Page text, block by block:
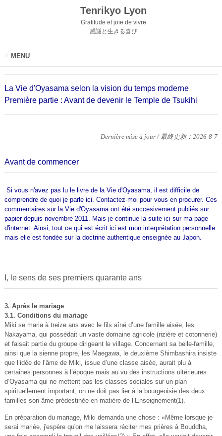
Tenrikyo Lyon
Gratitude et joie de vivre
感謝と生きる喜び
MENU
La Vie d'Oyasama selon la vision du temps moderne
Première partie : Avant de devenir le Temple de Tsukihi
Dernière mise à jour / 最終更新：2026-8-7
Avant de commencer
Si vous n'avez pas lu le livre de la Vie d'Oyasama, il est difficile de
comprendre de quoi je parle ici. Contactez-moi pour vous en procurer. Ces
commentaires sur la Vie d'Oyasama ont été succesivement publiés sur
papier depuis novembre 2011. Mais je continue la suite ici sur ma page
d'internet. Ainsi, tout ce qui est écrit ici est mon interprétation personnelle
mais elle est fondée sur la doctrine authentique enseignée au Japon.
I, le sens de ses premiers quarante ans
3. Après le mariage
3.1. Conditions du mariage
Miki se maria à treize ans avec le fils aîné d’une famille aisée, les
Nakayama, qui possédait un vaste domaine agricole (rizière et cotonnerie)
et faisait partie du groupe dirigeant le village. Concernant sa belle-famille,
ainsi que la sienne propre, les Maegawa, le deuxième Shimbashira insiste
que l’idée de l’âme de Miki, issue d’une classe aisée, aurait plu à
certaines personnes à l’époque mais au vu des instructions ultérieures
d’Oyasama qui ne mettent pas les classes sociales sur un plan
spirituellement important, on ne doit pas lier à la bourgeoisie des deux
familles son âme prédestinée en matière de l’Enseignement(1).
En préparation du mariage, Miki demanda une chose : «Même lorsque je
serai mariée, j'espère qu'on me laissera réciter mes prières à Bouddha,